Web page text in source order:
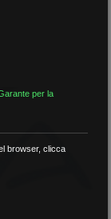
per la
browser, clicca